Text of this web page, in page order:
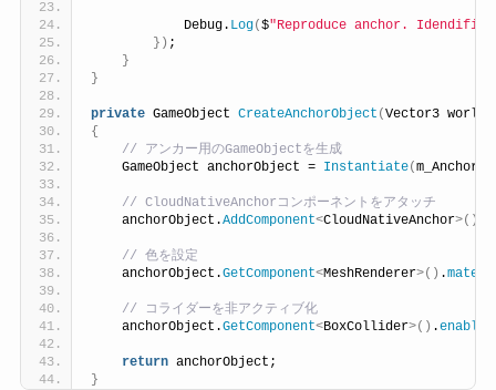
            Debug.
Log($"Reproduce anchor.
}) ;
}
}
private GameObject CreateAnchorObject (Vector3
{
// アンカー用のGameObjectを生成
    GameObject anchorObject =
Instantiate(
// CloudNativeAnchorコンポーネントをアタッチ
    anchorObject.
AddComponent<CloudNativeAnchor>()
// 色を設定
    anchorObject.
GetComponent<MeshRenderer>() .
// コライダーを非アクティブ化
    anchorObject.
GetComponent<BoxCollider>() .enabled
return anchorObject;
}